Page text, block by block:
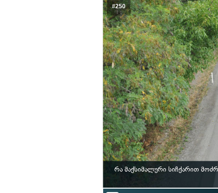
#250
რა მაქსიმალური სიჩქარით